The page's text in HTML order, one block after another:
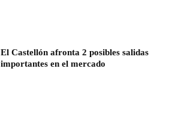
El Castellón afronta 2 posibles salidas
importantes en el mercado